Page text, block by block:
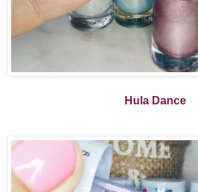
Hula Dance